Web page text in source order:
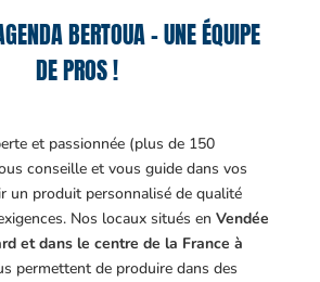
BERTOUA – UNE ÉQUIPE
DE PROS !
et passionnée (plus de 150
conseille et vous guide dans vos
un produit personnalisé de qualité
Nos locaux situés en Vendée
et dans le centre de la France à
permettent de produire dans des